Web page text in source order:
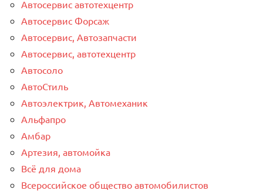
Автосервис автотехцентр
Автосервис Форсаж
Автосервис, Автозапчасти
Автосервис, автотехцентр
Автосоло
АвтоСтиль
Автоэлектрик, Автомеханик
Альфапро
Амбар
Артезия, автомойка
Всё для дома
Всероссийское общество автомобилистов